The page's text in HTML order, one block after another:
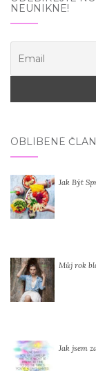
NEUNIKNE!
OBLÍBENÉ
Jak Být
Můj rok
Jak jsem